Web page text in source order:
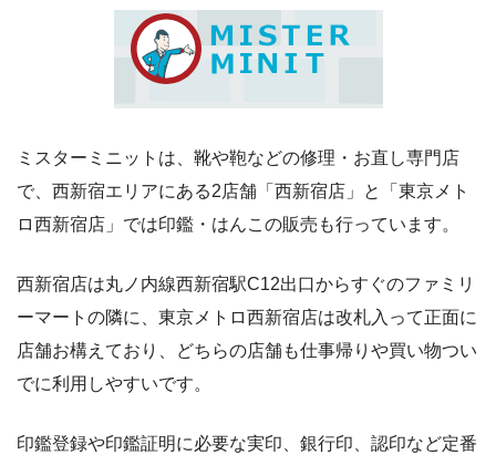
ミスターミニットは、靴や鞄などの修理・お直し専門店
で、西新宿エリアにある2店舗「西新宿店」と「東京メト
ロ西新宿店」では印鑑・はんこの販売も行っています。
西新宿店は丸ノ内線西新宿駅C12出口からすぐのファミリ
ーマートの隣に、東京メトロ西新宿店は改札入って正面に
店舗お構えており、どちらの店舗も仕事帰りや買い物つい
でに利用しやすいです。
印鑑登録や印鑑証明に必要な実印、銀行印、認印など定番